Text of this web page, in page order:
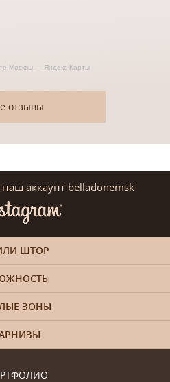
Москвы — Яндекс Карты
отзывы
аккаунт belladonemsk
ШТОР
ЗОНЫ